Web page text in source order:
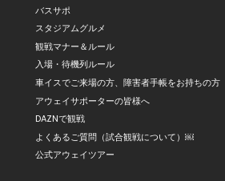
バスサポ
スタジアムグルメ
観戦マナー＆ルール
入場・待機列ルール
車イスでご来場の方、障害者手帳をお持ちの方
アウェイサポーターの皆様へ
DAZNで観戦
よくあるご質問（試合観戦について）￼
公式アウェイツアー